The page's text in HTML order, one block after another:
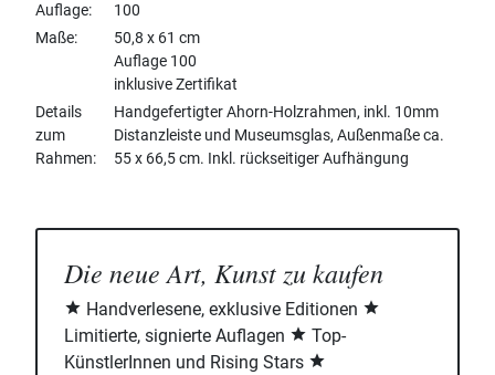
Auflage
100
Maße
50,8 x 61 cm
Auflage 100
inklusive Zertifikat
Details
zum
Rahmen
Handgefertigter Ahorn-Holzrahmen, inkl. 10mm
Distanzleiste und Museumsglas, Außenmaße ca.
55 x 66,5 cm. Inkl. rückseitiger Aufhängung
Die neue Art, Kunst zu kaufen
Handverlesene, exklusive Editionen
Limitierte, signierte Auflagen
Top-
KünstlerInnen und Rising Stars